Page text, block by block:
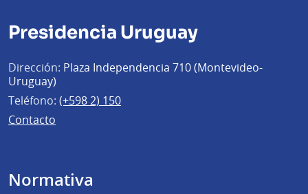
Presidencia Uruguay
Dirección: Plaza Independencia 710 (Montevideo-
Uruguay)
Teléfono: (+598 2) 150
Contacto
Normativa